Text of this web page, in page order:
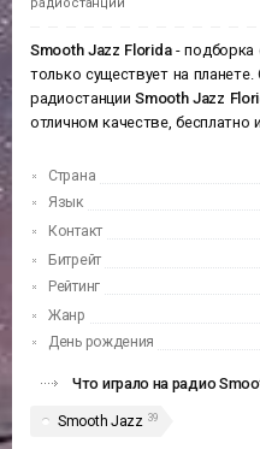
Smooth Jazz Florida- подборка
только существует на
радиостанцииSmooth Jazz
отличном качестве, бесплатно
Страна
Язык
Контакт
Битрейт
Рейтинг
Жанр
День рождения
Что играло на радио
Smooth Jazz 39